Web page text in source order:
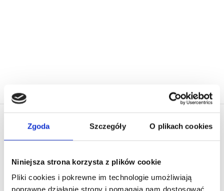
Zgoda Szczegóły O plikach cookies
Niniejsza strona korzysta z plików cookie
Pliki cookies i pokrewne im technologie umożliwiają
poprawne działanie strony i pomagają nam dostosować
EL PRESIDENTE
O nas
Dlaczego Warto Kupować w El Presidente